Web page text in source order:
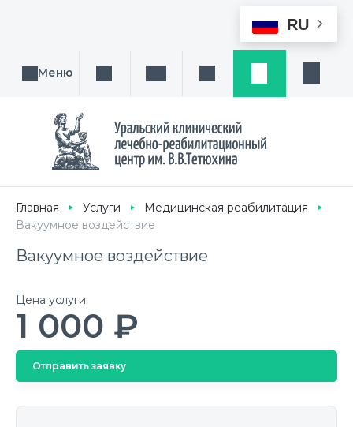
RU
Меню Поиск услуги, направления или врача
Написать намЗаказ звонка
Главная Услуги
Медицинская реабилитация
Вакуумное воздействие
Вакуумное воздействие
Цена услуги:
1 000 ₽
Отправить заявку